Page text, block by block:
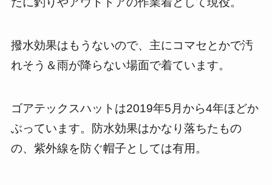
撥水効果はもうないので、主にコマセとかで汚
れそう＆雨が降らない場面で着ています。
ゴアテックスハットは2019年5月から4年ほどか
ぶっています。防水効果はかなり落ちたもの
の、紫外線を防ぐ帽子としては有用。